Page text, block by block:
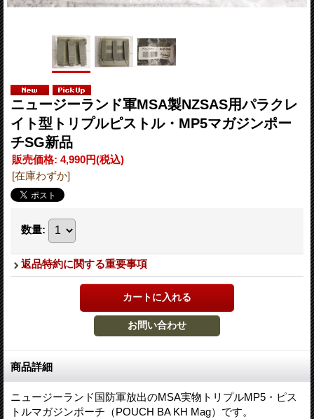
ニュージーランド軍MSA製NZSAS用パラクレ
イト型トリプルピストル・MP5マガジンポー
チSG新品
販売価格: 4,990円(税込)
[在庫わずか]
数量:
返品特約に関する重要事項
商品詳細
ニュージーランド国防軍放出のMSA実物トリプルMP5・ピス
トルマガジンポーチ（POUCH BA KH Mag）です。